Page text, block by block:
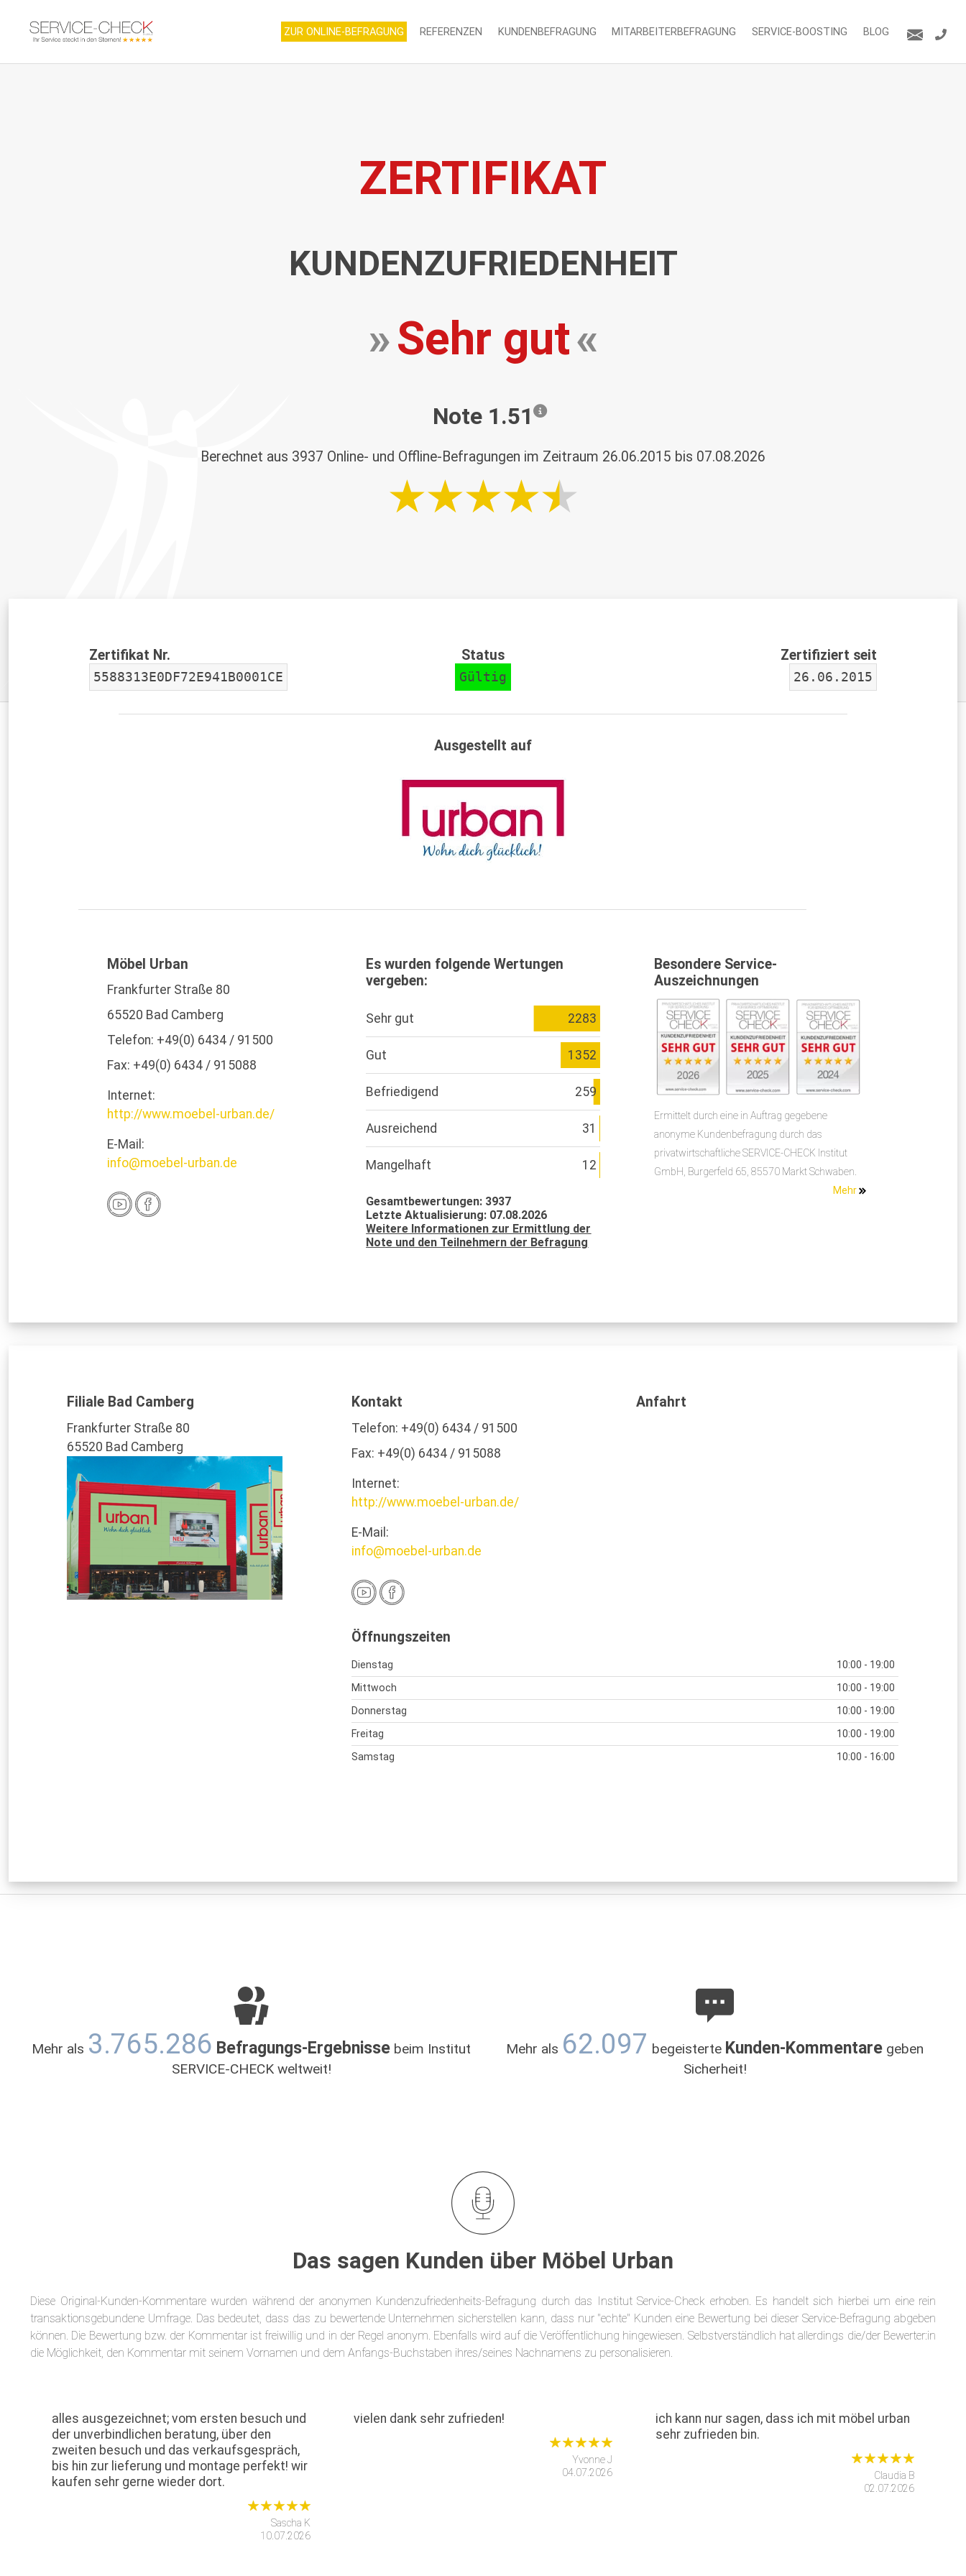
ZUR ONLINE-BEFRAGUNG REFERENZEN KUNDENBEFRAGUNG MITARBEITERBEFRAGUNG SERVICE-BOOSTING BLOG
ZERTIFIKAT
KUNDENZUFRIEDENHEIT
»Sehr gut«
Note 1.51
Berechnet aus 3937 Online- und Offline-Befragungen im Zeitraum 26.06.2015 bis 07.08.2026
Zertifikat Nr.
5588313E0DF72E941B0001CE
Status
Gültig
Zertifiziert seit
26.06.2015
Ausgestellt auf
Möbel Urban
Frankfurter Straße 80
65520 Bad Camberg
Telefon: +49(0) 6434 / 91500
Fax: +49(0) 6434 / 915088
Internet:
http://www.moebel-urban.de/
E-Mail:
info@moebel-urban.de
Es wurden folgende Wertungen
vergeben:
Sehr gut 2283
Gut 1352
Befriedigend 259
Ausreichend 31
Mangelhaft 12
Gesamtbewertungen: 3937
Letzte Aktualisierung: 07.08.2026
Weitere Informationen zur Ermittlung der
Note und den Teilnehmern der Befragung
Besondere Service-
Auszeichnungen
Ermittelt durch eine in Auftrag gegebene
anonyme Kundenbefragung durch das
privatwirtschaftliche SERVICE-CHECK Institut
GmbH, Burgerfeld 65, 85570 Markt Schwaben.
Mehr
Filiale Bad Camberg
Frankfurter Straße 80
65520 Bad Camberg
Kontakt
Telefon: +49(0) 6434 / 91500
Fax: +49(0) 6434 / 915088
Internet:
http://www.moebel-urban.de/
E-Mail:
info@moebel-urban.de
Anfahrt
Öffnungszeiten
Dienstag
10:00 - 19:00
Mittwoch
10:00 - 19:00
Donnerstag
10:00 - 19:00
Freitag
10:00 - 19:00
Samstag
10:00 - 16:00
Mehr als 3.765.286 Befragungs-Ergebnisse beim Institut
SERVICE-CHECK weltweit!
Mehr als 62.097 begeisterte Kunden-Kommentare geben
Sicherheit!
Das sagen Kunden über Möbel Urban
Diese Original-Kunden-Kommentare wurden während der anonymen Kundenzufriedenheits-Befragung durch das Institut Service-Check erhoben. Es handelt sich hierbei um eine rein
transaktionsgebundene Umfrage. Das bedeutet, dass das zu bewertende Unternehmen sicherstellen kann, dass nur "echte" Kunden eine Bewertung bei dieser Service-Befragung abgeben
können. Die Bewertung bzw. der Kommentar ist freiwillig und in der Regel anonym. Ebenfalls wird auf die Veröffentlichung hingewiesen. Selbstverständlich hat allerdings die/der Bewerter:in
die Möglichkeit, den Kommentar mit seinem Vornamen und dem Anfangs-Buchstaben ihres/seines Nachnamens zu personalisieren.
alles ausgezeichnet; vom ersten besuch und
der unverbindlichen beratung, über den
zweiten besuch und das verkaufsgespräch,
bis hin zur lieferung und montage perfekt! wir
kaufen sehr gerne wieder dort.
Sascha K
10.07.2026
vielen dank sehr zufrieden!
Yvonne J
04.07.2026
ich kann nur sagen, dass ich mit möbel urban
sehr zufrieden bin.
Claudia B
02.07.2026